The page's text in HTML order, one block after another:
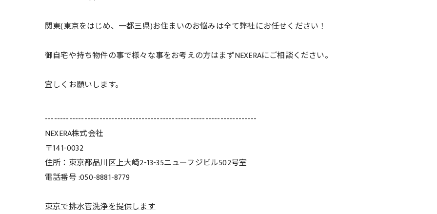
関東(東京をはじめ、一都三県)お住まいのお悩みは全て弊社にお任せください！
御自宅や持ち物件の事で様々な事をお考えの方はまずNEXERAにご相談ください。
宜しくお願いします。
----------------------------------------------------------------------
NEXERA株式会社
〒141-0032
住所：東京都品川区上大崎2-13-35ニューフジビル502号室
電話番号 :050-8881-8779
東京で排水管洗浄を提供します